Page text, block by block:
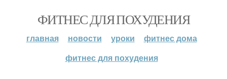
ФИТНЕС ДЛЯ ПОХУДЕНИЯ
главная новости уроки
фитнес дома
фитнес для похудения